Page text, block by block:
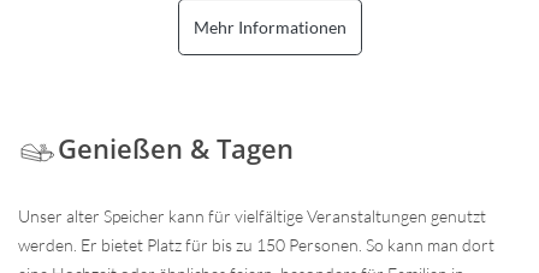
Mehr Informationen
Genießen & Tagen
Unser alter Speicher kann für vielfältige Veranstaltungen genutzt
werden. Er bietet Platz für bis zu 150 Personen. So kann man dort